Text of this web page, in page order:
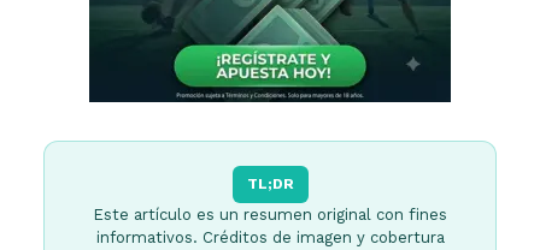
TL;DR
Este artículo es un resumen original con fines
informativos. Créditos de imagen y cobertura